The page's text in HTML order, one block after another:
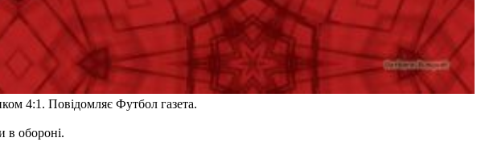
4:1. Повідомляє Футбол газета.
в обороні.